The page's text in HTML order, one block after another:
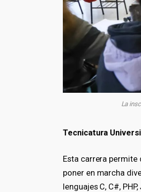
La
Tecnicatura
Esta carrera permite
poner en marcha
lenguajes C, C#,